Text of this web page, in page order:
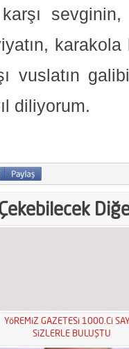
vuslatın
diliyorum.
YöREMiZ GAZETESi 1000.Ci
SiZLERLE BULUŞTU